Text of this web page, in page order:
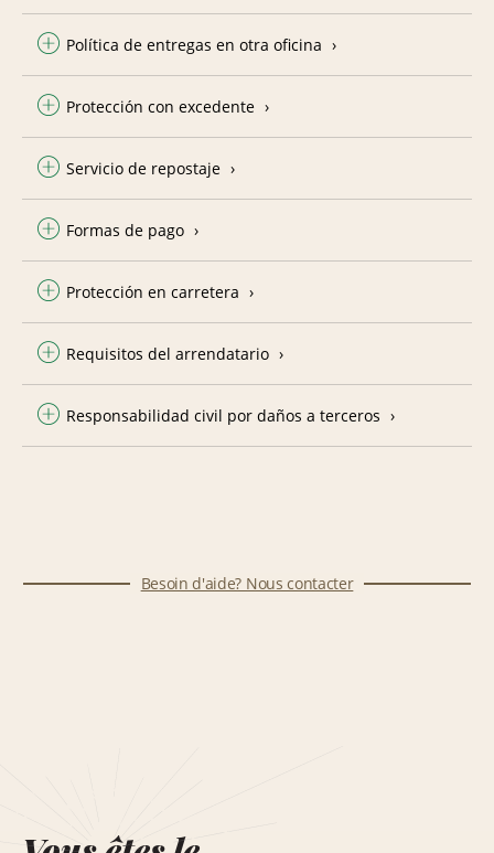
Política de entregas en otra oficina
Protección con excedente
Servicio de repostaje
Formas de pago
Protección en carretera
Requisitos del arrendatario
Responsabilidad civil por daños a terceros
Besoin d'aide? Nous contacter